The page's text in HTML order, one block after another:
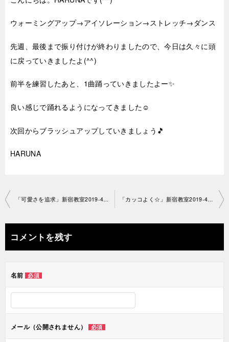
ウォーミングアップ→アイソレーション→ストレッチ→ダンス
先週、最後まで振り付けが終わりましたので、今日は久々に頭
に戻っていきましたよ(^^)
前半を練習したあと、1曲踊っていきましたよー✨
良い感じで踊れるようになってきました☺
次回からブラッシュアップしていきましょう🎵
HARUNA
投
ナ
ビ
ー
ン
コメントを残す
名前 必須
メール（公開されません） 必須